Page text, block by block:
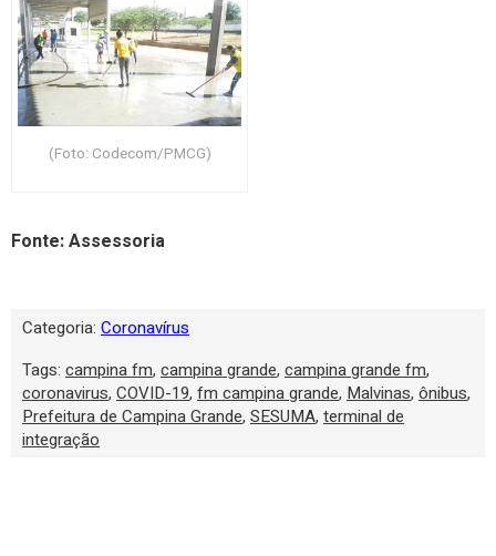
(Foto: Codecom/PMCG)
Fonte: Assessoria
Categoria: Coronavírus
Tags: campina fm, campina grande, campina grande fm,
coronavirus, COVID-19, fm campina grande, Malvinas, ônibus,
Prefeitura de Campina Grande, SESUMA, terminal de
integração